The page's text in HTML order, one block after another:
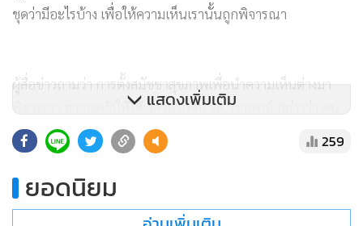
ชุดว่ามีอะไรบ้าง เพื่อให้ความเห็นเรานั้นถูกพิจารณา
ผู้สื่อข่าวถามว่า การตั้งสมัชชาสุขภาพเพื่อนำความเห็นต่างมา
พิจารณา อาจจะทำให้ใช้เวลามากขึ้น รศ.วรากรณ์ กล่าวว่า ตน
คิดว่า สมัชชาสุขภาพก็ให้ทำไป แต่ที่ทำกฎหมายฉบับนี้เป็นเพียง
ขั้นต้น ทำเสร็จสิ้นแล้วก็นำเสนอต่อรัฐมนตรีว่าการกระทรวง
สาธารณสุข ให้พิจารณาต่อว่าจะดำเนินการอย่างไร ถ้าเห็นชอบ
ก็ส่งไปที่ ครม. เพื่อขออนุมัติและส่งต่อไปที่กฤษฎีกา จากนั้นกลับ
แสดงเพิ่มเติม
259
ยอดนิยม